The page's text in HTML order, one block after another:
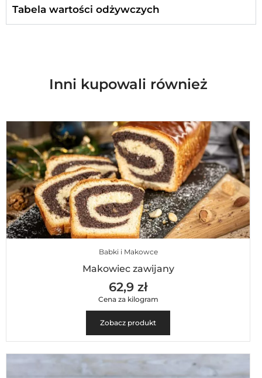
Tabela wartości odżywczych
Inni kupowali również
Babki i Makowce
Makowiec zawijany
62,9 zł
Cena za kilogram
Zobacz produkt